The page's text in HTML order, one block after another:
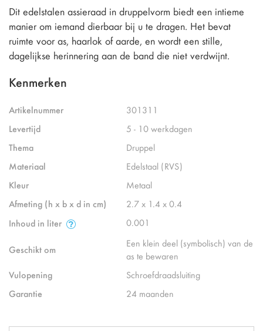
Dit edelstalen assieraad in druppelvorm biedt een intieme
manier om iemand dierbaar bij u te dragen. Het bevat
ruimte voor as, haarlok of aarde, en wordt een stille,
dagelijkse herinnering aan de band die niet verdwijnt.
Kenmerken
Artikelnummer
301311
Levertijd
5 - 10 werkdagen
Thema
Druppel
Materiaal
Edelstaal (RVS)
Kleur
Metaal
Afmeting (h x b x d in cm)
2.7 x 1.4 x 0.4
Inhoud in liter
0.001
Geschikt om
Een klein deel (symbolisch) van de
as te bewaren
Vulopening
Schroefdraadsluiting
Garantie
24 maanden